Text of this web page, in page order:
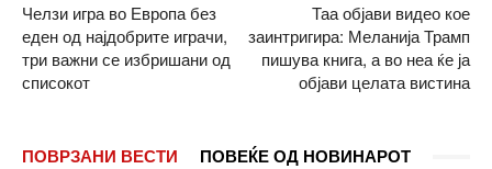
Челзи игра во Европа без
еден од најдобрите играчи,
три важни се избришани од
списокот
Таа објави видео кое
заинтригира: Меланија Трамп
пишува книга, а во неа ќе ја
објави целата вистина
ПОВРЗАНИ ВЕСТИ ПОВЕЌЕ ОД НОВИНАРОТ